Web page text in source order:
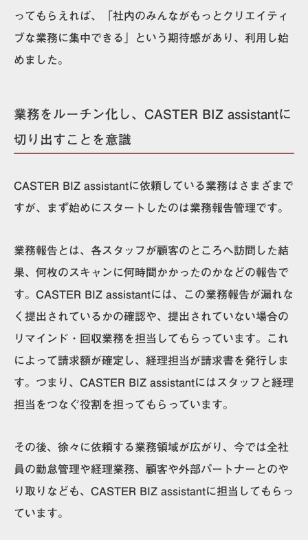
ってもらえれば、
「社内のみんながもっとクリエイティ
ブな業務に集中できる」という期待感があり、利用し始
めました。
業務をルーチン化し、CASTER BIZ assistantに
切り出すことを意識
CASTER BIZ assistantに依頼している業務はさまざまで
すが、まず始めにスタートしたのは業務報告管理です。
業務報告とは、各スタッフが顧客のところへ訪問した結
果、何枚のスキャンに何時間かかったのかなどの報告で
す。CASTER BIZ assistantには、この業務報告が漏れな
く提出されているかの確認や、提出されていない場合の
リマインド・回収業務を担当してもらっています。これ
によって請求額が確定し、経理担当が請求書を発行しま
す。つまり、CASTER BIZ assistantにはスタッフと経理
担当をつなぐ役割を担ってもらっています。
その後、徐々に依頼する業務領域が広がり、今では全社
員の勤怠管理や経理業務、顧客や外部パートナーとのや
り取りなども、CASTER BIZ assistantに担当してもらっ
ています。